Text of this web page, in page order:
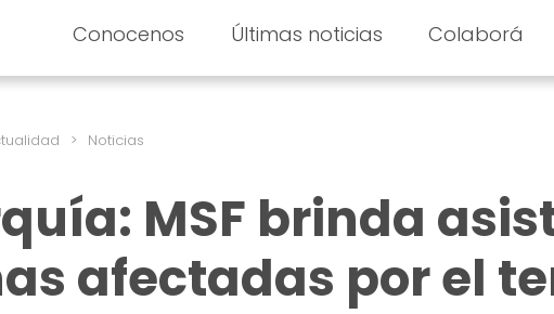
Conocenos Últimas noticias Colaborá
> Noticias
MSF brinda
afectadas por el